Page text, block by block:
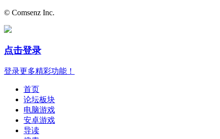
© Comsenz Inc.
点击登录
登录更多精彩功能！
首页
论坛板块
电脑游戏
安卓游戏
导读